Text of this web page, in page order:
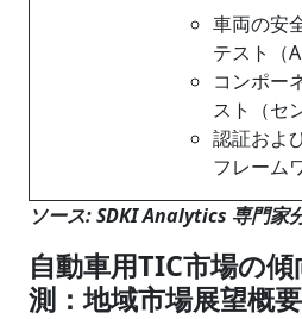
車両の安
テスト（
コンポー
スト（セ
認証およ
フレーム
ソース: SDKI Analytics 専門家
自動車用TIC市場の
測：地域市場展望概要